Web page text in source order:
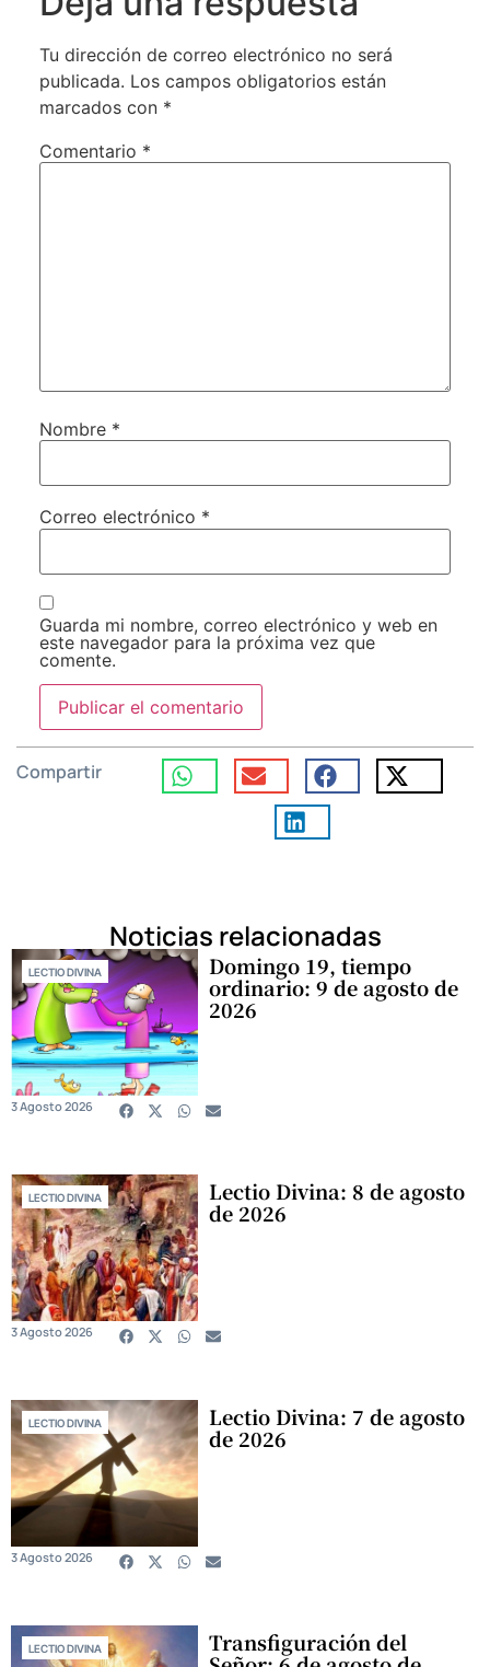
Tu dirección de correo electrónico no será
publicada. Los campos obligatorios están
marcados con *
Comentario *
Nombre *
Correo electrónico *
Guarda mi nombre, correo electrónico y web en
este navegador para la próxima vez que
comente.
Compartir
Noticias relacionadas
LECTIO DIVINA Domingo 19, tiempo
ordinario: 9 de agosto de
2026
3 Agosto 2026
LECTIO DIVINA Lectio Divina: 8 de agosto
de 2026
3 Agosto 2026
LECTIO DIVINA Lectio Divina: 7 de agosto
de 2026
3 Agosto 2026
LECTIO DIVINA Transfiguración del